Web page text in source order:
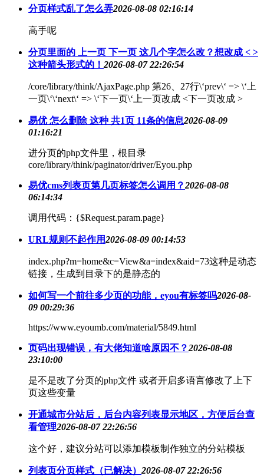
分页样式乱了怎么弄2026-08-08 02:16:14
高手呢
分页里面的 上一页 下一页 这几个字怎么改？想改成 < >
这种箭头形式的！ 2026-08-07 22:26:54
/core/library/think/AjaxPage.php 第26、27行\‘prev\‘ => \‘上
一页\‘\‘next\‘ => \‘下一页\‘上一页改成 <下一页改成 >
易优 怎么删除 这种 共1页 11条的信息2026-08-09
01:16:21
进分页的php文件里，根目录
core/library/think/paginator/driver/Eyou.php
易优cms列表页第几页标签怎么调用？2026-08-08
06:14:34
调用代码：{$Request.param.page}
URL规则不起作用2026-08-09 00:14:53
index.php?m=home&c=View&a=index&aid=73这种是动态
链接，生成到目录下的是静态的
如何写一个前往多少页的功能，eyou有标签吗2026-08-
09 00:29:36
https://www.eyoumb.com/material/5849.html
页码出现错误，有大佬知道啥原因不？2026-08-08
23:10:00
是不是改了分页的php文件 或者开启多语言修改了上下
页这些变量
开通城市分站后，后台内容列表显示地区，方便后台查
看管理2026-08-07 22:26:56
这个好，建议分站可以添加模板制作独立的分站模板
列表页分页样式（已解决） 2026-08-07 22:26:56